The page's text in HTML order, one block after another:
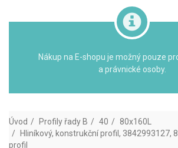
Nákup na E-shopu je možný pouze
a právnické osoby.
Úvod Profily řady B 40
80x160L
Hliníkový, konstrukční profil, 3842993127,
profil